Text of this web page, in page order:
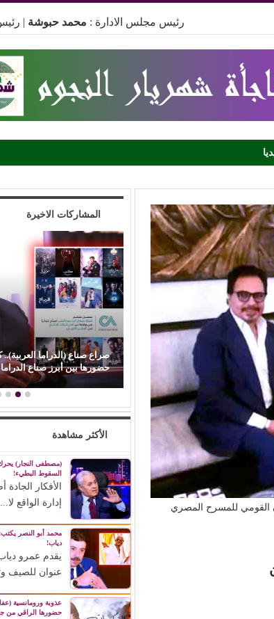
رئيس مجلس الادارة : محمد حبوشة |
القومي للمسرح المصري
المشاركات الاخيرة
بحب صوت زعيقها)
صراع صناع (الدراما
حضورها بين أبرز صناع
الأكثر مشاهدة
(مصطفى النجار) يحرك
السقوط البطيء!
الأفكار
إدارة الواقع لا...
محمد أبو النصر
دياب!
يقدم عمرو
عنوان للصيف
عذوبة ورومانسية
حضورها الراقي من